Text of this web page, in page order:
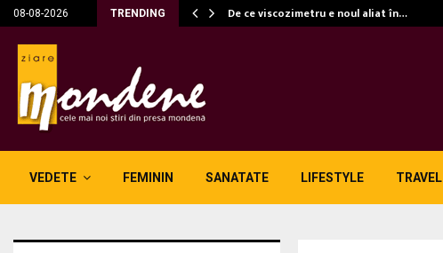
08-08-2026 TRENDING De ce viscozimetru e noul aliat în…
VEDETE FEMININ SANATATE LIFESTYLE TRAVEL